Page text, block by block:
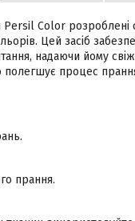
Persil Color розроблені
Цей засіб
надаючи йому
полегшує процес
прання.